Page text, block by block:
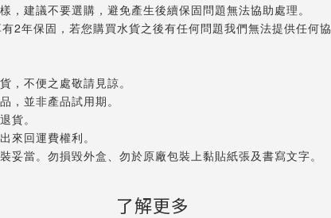
建議不要選購，避免產生後續保固問題無法協助處理。
年保固，若您購買水貨之後有任何問題我們無法提供任何協
，不便之處敬請見諒。
，並非產品試用期。
貨。
來回運費權利。
當。勿損毀外盒、勿於原廠包裝上黏貼紙張及書寫文字。
了解更多